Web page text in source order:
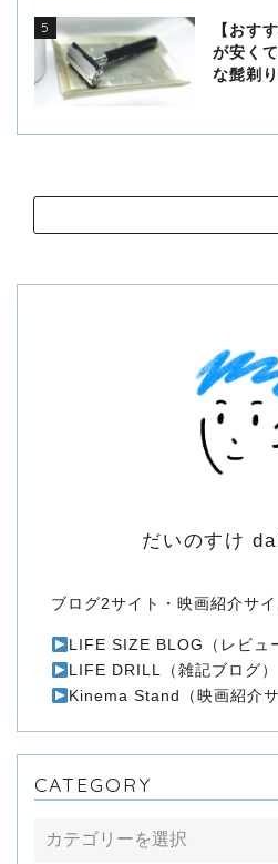
5
【おす
が安く
な髭剃
だいのすけ
ブログ2サイト・映画紹介サイ
LIFE SIZE BLOG（レビュ
LIFE DRILL（雑記ブログ）
Kinema Stand（映画紹介サ
CATEGORY